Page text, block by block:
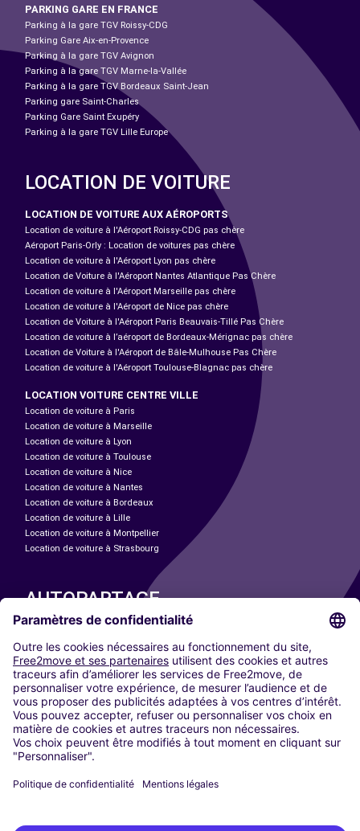
PARKING GARE EN FRANCE
Parking à la gare TGV Roissy-CDG
Parking Gare Aix-en-Provence
Parking à la gare TGV Avignon
Parking à la gare TGV Marne-la-Vallée
Parking à la gare TGV Bordeaux Saint-Jean
Parking gare Saint-Charles
Parking Gare Saint Exupéry
Parking à la gare TGV Lille Europe
LOCATION DE VOITURE
LOCATION DE VOITURE AUX AÉROPORTS
Location de voiture à l'Aéroport Roissy-CDG pas chère
Aéroport Paris-Orly : Location de voitures pas chère
Location de voiture à l'Aéroport Lyon pas chère
Location de Voiture à l'Aéroport Nantes Atlantique Pas Chère
Location de voiture à l'Aéroport Marseille pas chère
Location de voiture à l'Aéroport de Nice pas chère
Location de Voiture à l'Aéroport Paris Beauvais-Tillé Pas Chère
Location de voiture à l’aéroport de Bordeaux-Mérignac pas chère
Location de Voiture à l'Aéroport de Bâle-Mulhouse Pas Chère
Location de voiture à l'Aéroport Toulouse-Blagnac pas chère
LOCATION VOITURE CENTRE VILLE
Location de voiture à Paris
Location de voiture à Marseille
Location de voiture à Lyon
Location de voiture à Toulouse
Location de voiture à Nice
Location de voiture à Nantes
Location de voiture à Bordeaux
Location de voiture à Lille
Location de voiture à Montpellier
Location de voiture à Strasbourg
AUTOPARTAGE
Paris
Madrid
Washington DC
Milan
Rome
Turin
Vienne
Berlin
Düsseldorf